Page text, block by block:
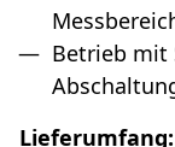
Betrieb mit
Lieferumfang: